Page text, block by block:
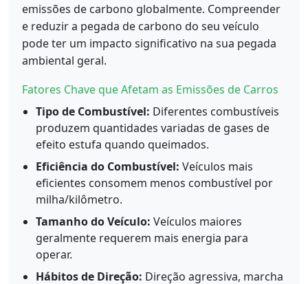
emissões de carbono globalmente. Compreender
e reduzir a pegada de carbono do seu veículo
pode ter um impacto significativo na sua pegada
ambiental geral.
Fatores Chave que Afetam as Emissões de Carros
Tipo de Combustível: Diferentes combustíveis
produzem quantidades variadas de gases de
efeito estufa quando queimados.
Eficiência do Combustível: Veículos mais
eficientes consomem menos combustível por
milha/kilômetro.
Tamanho do Veículo: Veículos maiores
geralmente requerem mais energia para
operar.
Hábitos de Direção: Direção agressiva, marcha